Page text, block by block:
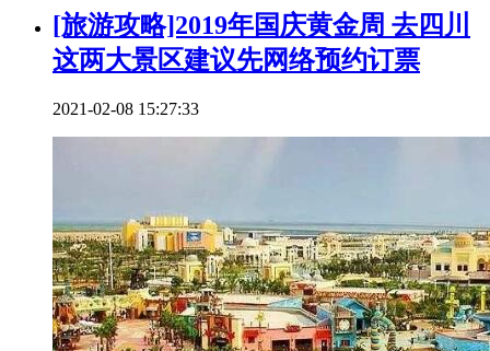
[旅游攻略]2019年国庆黄金周 去四川
这两大景区建议先网络预约订票
2021-02-08 15:27:33